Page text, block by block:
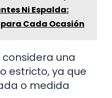
Ni Espalda:
Cada Ocasión
una
estricto, ya que
o medida